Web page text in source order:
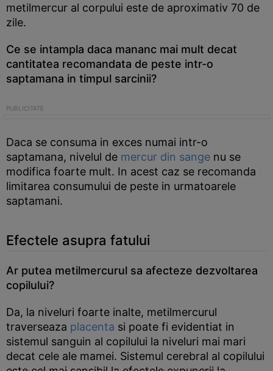
metilmercur al corpului este de aproximativ 70 de
zile.
Ce se intampla daca mananc mai mult decat
cantitatea recomandata de peste intr-o
saptamana in timpul sarcinii?
Daca se consuma in exces numai intr-o
saptamana, nivelul de mercur din sange nu se
modifica foarte mult. In acest caz se recomanda
limitarea consumului de peste in urmatoarele
saptamani.
Efectele asupra fatului
Ar putea metilmercurul sa afecteze dezvoltarea
copilului?
Da, la niveluri foarte inalte, metilmercurul
traverseaza placenta si poate fi evidentiat in
sistemul sanguin al copilului la niveluri mai mari
decat cele ale mamei. Sistemul cerebral al copilului